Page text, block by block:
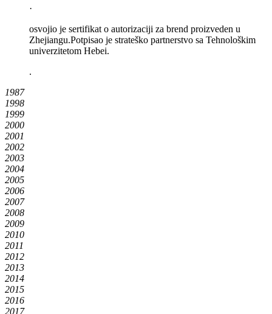
·
osvojio je sertifikat o autorizaciji za brend proizveden u
Zhejiangu.Potpisao je strateško partnerstvo sa Tehnološkim
univerzitetom Hebei.
.
1987
1998
1999
2000
2001
2002
2003
2004
2005
2006
2007
2008
2009
2010
2011
2012
2013
2014
2015
2016
2017